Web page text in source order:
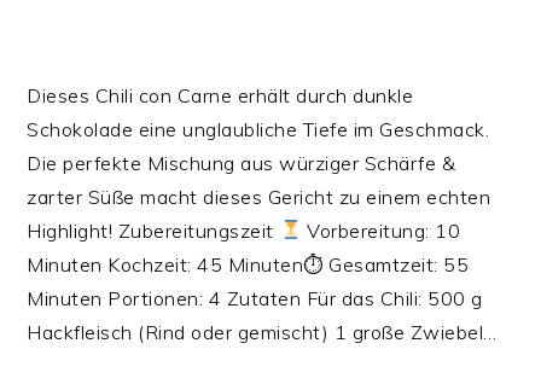
Dieses Chili con Carne erhält durch dunkle
Schokolade eine unglaubliche Tiefe im Geschmack.
Die perfekte Mischung aus würziger Schärfe &
zarter Süße macht dieses Gericht zu einem echten
Highlight! Zubereitungszeit
Vorbereitung: 10
Minuten Kochzeit: 45 Minuten⏱ Gesamtzeit: 55
Minuten‍‍‍ Portionen: 4 Zutaten Für das Chili: 500 g
Hackfleisch (Rind oder gemischt) 1 große Zwiebel…